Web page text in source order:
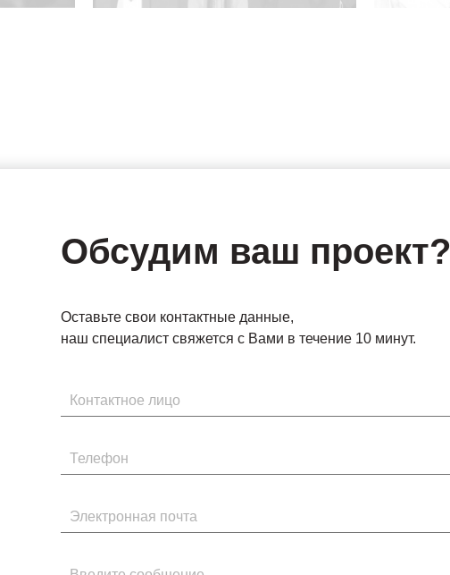
Обсудим ваш проект?
Оставьте свои контактные данные,
наш специалист свяжется с Вами в течение 10 минут.
Имя
Телефон
Электронная почта
Введите сообщение